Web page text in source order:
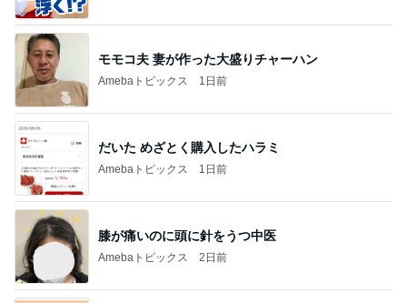
モモコ夫 妻が作った大盛りチャーハン
Amebaトピックス 1日前
だいた めざとく購入したハラミ
Amebaトピックス 1日前
膝が痛いのに頭に針をうつ中医
Amebaトピックス 2日前